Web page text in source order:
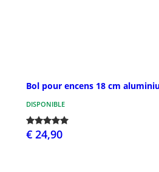
Bol pour encens 18 cm
DISPONIBLE
€ 24,90